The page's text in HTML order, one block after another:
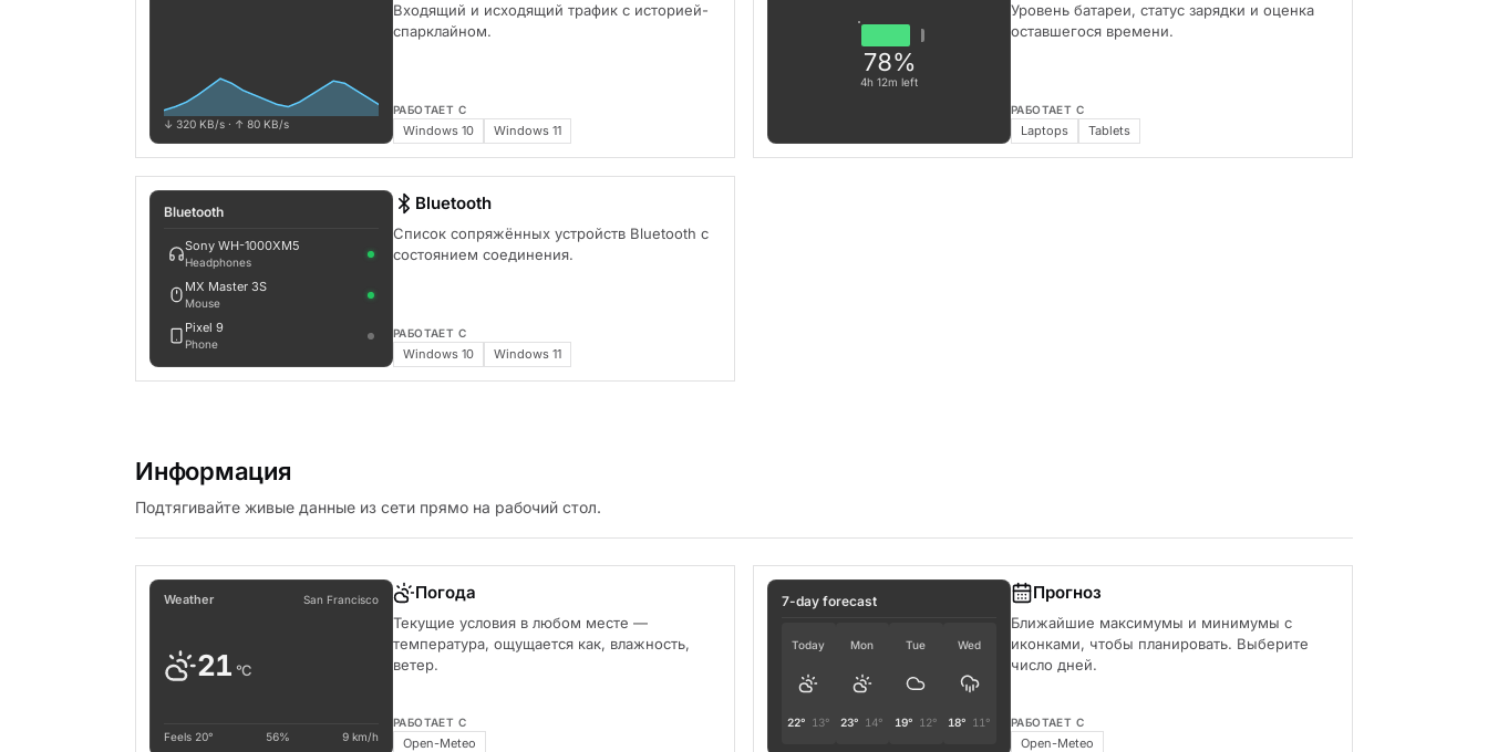
↓ 320 KB/s · ↑ 80 KB/s
Входящий и исходящий трафик с историей-
спарклайном.
РАБОТАЕТ С
Windows 10 Windows 11
78%
4h 12m left
Уровень батареи, статус зарядки и оценка
оставшегося времени.
РАБОТАЕТ С
Laptops Tablets
Bluetooth
Sony WH-1000XM5
Headphones
MX Master 3S
Mouse
Pixel 9
Phone
Bluetooth
Список сопряжённых устройств Bluetooth с
состоянием соединения.
РАБОТАЕТ С
Windows 10 Windows 11
Информация
Подтягивайте живые данные из сети прямо на рабочий стол.
Weather San Francisco
21 °C
Feels 20° 56% 9 km/h
Погода
Текущие условия в любом месте —
температура, ощущается как, влажность,
ветер.
РАБОТАЕТ С
Open-Meteo
7-day forecast
Today
22° 13°
Mon
23° 14°
Tue
19° 12°
Wed
18° 11°
Прогноз
Ближайшие максимумы и минимумы с
иконками, чтобы планировать. Выберите
число дней.
РАБОТАЕТ С
Open-Meteo